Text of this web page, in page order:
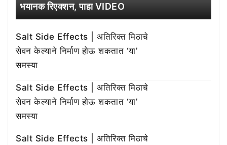
भयानक रिएक्शन, पाहा VIDEO
Salt Side Effects | अतिरिक्त मिठाचे
सेवन केल्याने निर्माण होऊ शकतात ‘या’
समस्या
Salt Side Effects | अतिरिक्त मिठाचे
सेवन केल्याने निर्माण होऊ शकतात ‘या’
समस्या
Salt Side Effects | अतिरिक्त मिठाचे